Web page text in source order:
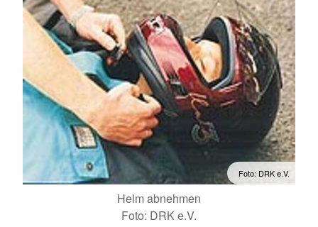
Foto: DRK e.V.
Helm abnehmen
Foto: DRK e.V.